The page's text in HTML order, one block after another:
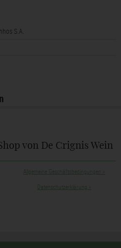
S.A.
von De Crignis Wein
Allgemeine Geschäftsbedingungen
Datenschutzerklärung